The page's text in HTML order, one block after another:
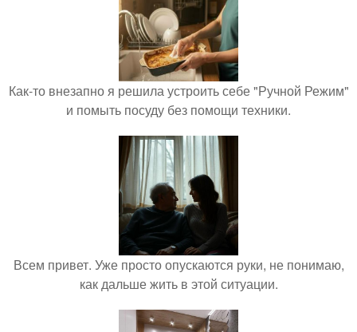
Как-то внезапно я решила устроить себе "Ручной Режим"
и помыть посуду без помощи техники.
Всем привет. Уже просто опускаются руки, не понимаю,
как дальше жить в этой ситуации.